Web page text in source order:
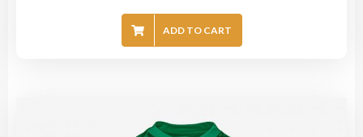
ADD TO CART